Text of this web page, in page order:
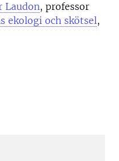
Laudon, professor
ekologi och skötsel,